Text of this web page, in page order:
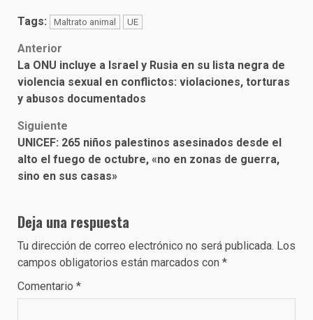
Tags: Maltrato animal UE
Post
navigation
Anterior
La ONU incluye a Israel y Rusia en su lista negra de
violencia sexual en conflictos: violaciones, torturas
y abusos documentados
Siguiente
UNICEF: 265 niños palestinos asesinados desde el
alto el fuego de octubre, «no en zonas de guerra,
sino en sus casas»
Deja una respuesta
Tu dirección de correo electrónico no será publicada. Los
campos obligatorios están marcados con *
Comentario *